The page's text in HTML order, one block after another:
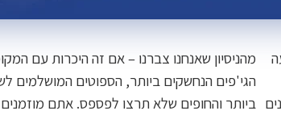
מהניסיון שאנחנו צברנו – אם זה היכרות עם
הגי'פים הנחשקים ביותר, הספוטים המושלמים
ביותר והחופים שלא תרצו לפספס. אתם